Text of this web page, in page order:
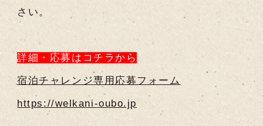
さい。
詳細・応募はコチラから
宿泊チャレンジ専用応募フォーム
https://welkani-oubo.jp